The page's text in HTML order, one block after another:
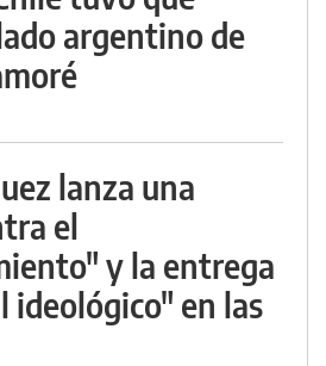
argentino de
lanza una
el
y la entrega
ideológico" en las